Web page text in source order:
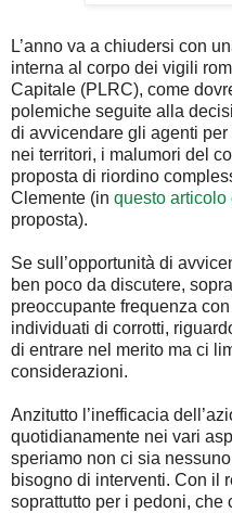
L’anno va a chiudersi con
interna al corpo dei vigili
Capitale (PLRC), come
polemiche seguite alla
di avvicendare gli agenti per
nei territori, i malumori del
proposta di riordino
Clemente (in questo
proposta).
Se sull’opportunità di
ben poco da discutere,
preoccupante frequenza
individuati di corrotti,
di entrare nel merito ma ci
considerazioni.
Anzitutto l’inefficacia
quotidianamente nei vari
speriamo non ci sia
bisogno di interventi. Con il
soprattutto per i pedoni, che